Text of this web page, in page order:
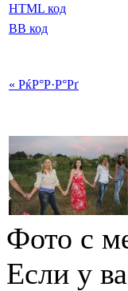
HTML код
BB код
« РќР°Р·Р°Рґ
Фото с
Если у